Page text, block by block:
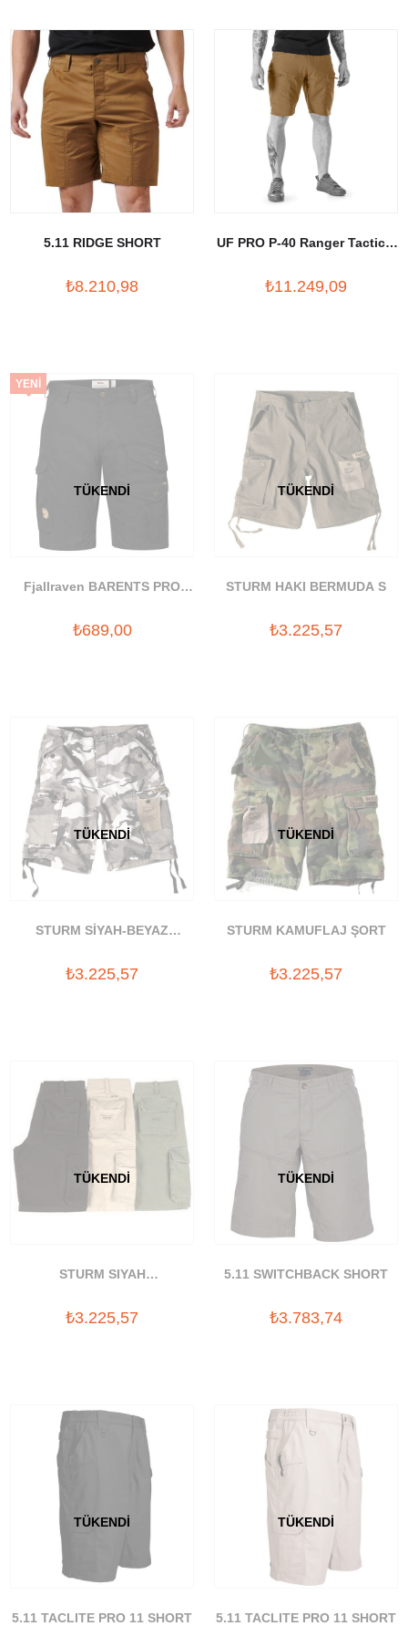
5.11 RIDGE SHORT
₺8.210,98
UF PRO P-40 Ranger Tactical
₺11.249,09
TÜKENDI
Fjallraven BARENTS PRO
₺689,00
YENI
TÜKENDI
STURM HAKI BERMUDA S
₺3.225,57
TÜKENDI
STURM SİYAH-BEYAZ
₺3.225,57
TÜKENDI
STURM KAMUFLAJ ŞORT
₺3.225,57
TÜKENDI
STURM SIYAH
₺3.225,57
TÜKENDI
5.11 SWITCHBACK SHORT
₺3.783,74
TÜKENDI
5.11 TACLITE PRO 11 SHORT
TÜKENDI
5.11 TACLITE PRO 11 SHORT